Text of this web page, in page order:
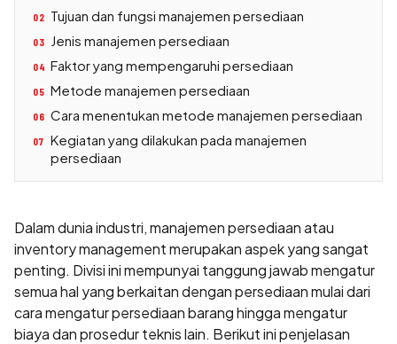
02 Tujuan dan fungsi manajemen persediaan
03 Jenis manajemen persediaan
04 Faktor yang mempengaruhi persediaan
05 Metode manajemen persediaan
06 Cara menentukan metode manajemen persediaan
07 Kegiatan yang dilakukan pada manajemen
persediaan
Dalam dunia industri, manajemen persediaan atau
inventory management merupakan aspek yang sangat
penting. Divisi ini mempunyai tanggung jawab mengatur
semua hal yang berkaitan dengan persediaan mulai dari
cara mengatur persediaan barang hingga mengatur
biaya dan prosedur teknis lain. Berikut ini penjelasan